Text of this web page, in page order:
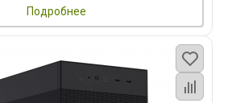
Подробнее